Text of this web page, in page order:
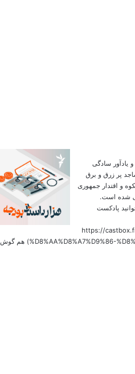
و یادآور سادگی
پر زرق و برق
و اقتدار جمهوری
شده است.
پادکست
(https://
%D8%AA%D8%A7%D9%86-%D8%A8%D9%88%D8%AF%D8%AC%D9%87-id6179207?country=us&nojump=1) هم گوش